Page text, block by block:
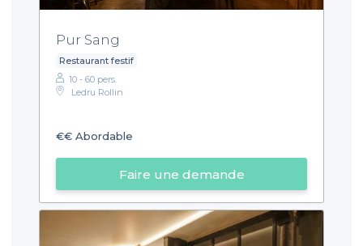
Pur Sang
Restaurant festif
10 - 60 pers.
Ledru Rollin
€€ Abordable
Faire une demande